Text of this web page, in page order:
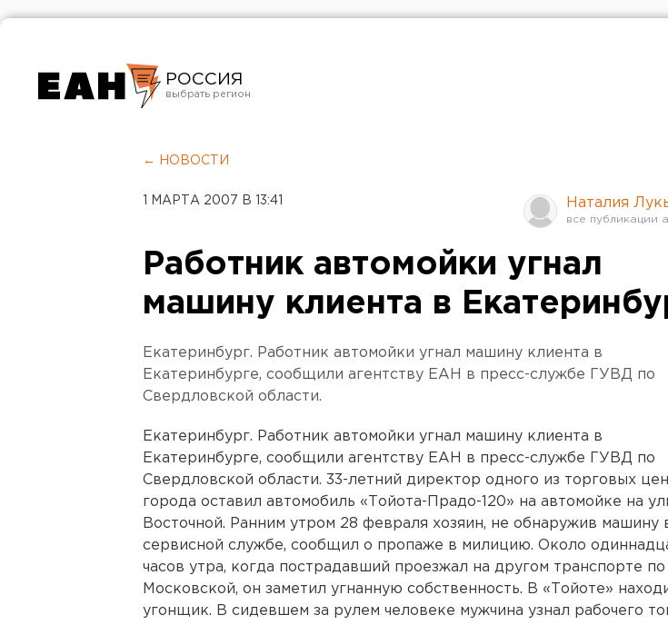
РОССИЯ
Челябинск
← НОВОСТИ
1 МАРТА 2007 В 13:41 Наталия
Работник автомойки угнал
машину клиента в
Екатеринбург. Работник автомойки угнал машину клиента в
Екатеринбурге, сообщили агентству ЕАН в пресс-службе ГУВД по
Свердловской области.
Екатеринбург. Работник автомойки угнал машину клиента в
Екатеринбурге, сообщили агентству ЕАН в пресс-службе ГУВД по
Свердловской области. 33-летний директор одного из торговых
города оставил автомобиль «Тойота-Прадо-120» на автомойке на
Восточной. Ранним утром 28 февраля хозяин, не обнаружив машину
сервисной службе, сообщил о пропаже в милицию. Около
часов утра, когда пострадавший проезжал на другом транспорте
Московской, он заметил угнанную собственность. В «Тойоте»
угонщик. В сидевшем за рулем человеке мужчина узнал рабочего